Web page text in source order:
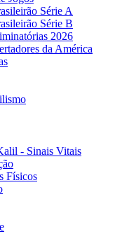
Série A
Série B
2026
da América
- Sinais Vitais
Físicos